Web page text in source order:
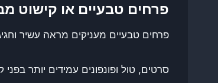
פרחים טבעיים או קישוט
פרחים טבעיים מעניקים מראה עשיר
סרטים, טול ופונפונים עמידים יותר